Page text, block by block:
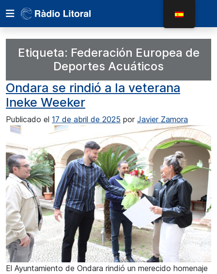
Etiqueta: Federación Europea de
Deportes Acuáticos
Ondara se rindió a la veterana
Ineke Weeker
Publicado el 17 de abril de 2025 por Javier Zamora
El Ayuntamiento de Ondara rindió un merecido homenaje